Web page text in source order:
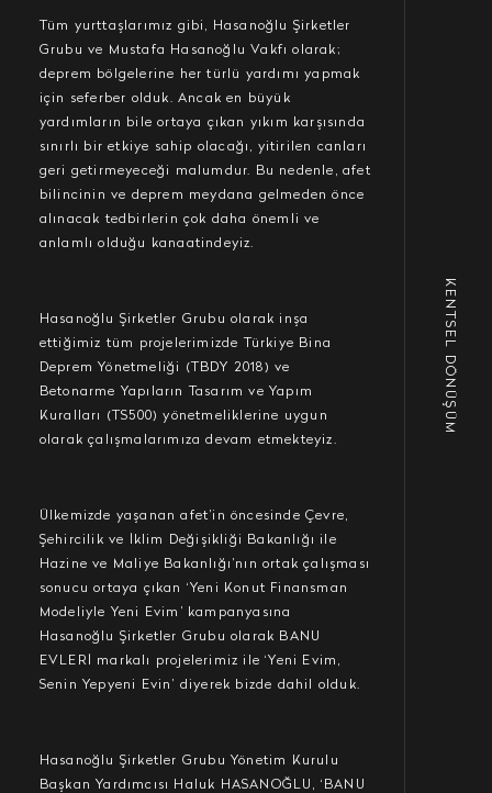
KENTSEL DÖNÜŞÜM
Tüm yurttaşlarımız gibi, Hasanoğlu Şirketler
Grubu ve Mustafa Hasanoğlu Vakfı olarak;
deprem bölgelerine her türlü yardımı yapmak
için seferber olduk. Ancak en büyük
yardımların bile ortaya çıkan yıkım karşısında
sınırlı bir etkiye sahip olacağı, yitirilen canları
geri getirmeyeceği malumdur. Bu nedenle, afet
bilincinin ve deprem meydana gelmeden önce
alınacak tedbirlerin çok daha önemli ve
anlamlı olduğu kanaatindeyiz.
Hasanoğlu Şirketler Grubu olarak inşa
ettiğimiz tüm projelerimizde Türkiye Bina
Deprem Yönetmeliği (TBDY 2018) ve
Betonarme Yapıların Tasarım ve Yapım
Kuralları (TS500) yönetmeliklerine uygun
olarak çalışmalarımıza devam etmekteyiz.
Ülkemizde yaşanan afet’in öncesinde Çevre,
Şehircilik ve İklim Değişikliği Bakanlığı ile
Hazine ve Maliye Bakanlığı’nın ortak çalışması
sonucu ortaya çıkan ‘Yeni Konut Finansman
Modeliyle Yeni Evim’ kampanyasına
Hasanoğlu Şirketler Grubu olarak BANU
EVLERİ markalı projelerimiz ile ‘Yeni Evim,
Senin Yepyeni Evin’ diyerek bizde dahil olduk.
Hasanoğlu Şirketler Grubu Yönetim Kurulu
Başkan Yardımcısı Haluk HASANOĞLU, ‘BANU